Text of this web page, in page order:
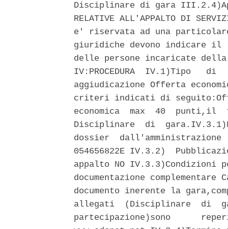
Disciplinare di gara
RELATIVE ALL'APPALTO DI
e' riservata ad una
giuridiche devono indicare
delle persone incaricate della
IV:PROCEDURA  IV.1)Tipo
aggiudicazione Offerta
criteri indicati di
economica  max  40
Disciplinare  di
dossier  dall'amministrazione
054656822E IV.3.2)
appalto NO
documentazione
documento inerente la
allegati  (Disciplinare  di
partecipazione)sono